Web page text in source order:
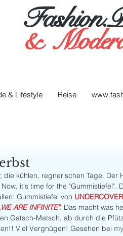
&
& Lifestyle Reise
die kühlen, regnerischen Tage.
it's time for the "Gummistiefel".
Gummistiefel von UNDERCOVER
ARE INFINITE". Das macht was
Gatsch-Matsch, ab durch die
Viel Vergnügen! Gesehen bei